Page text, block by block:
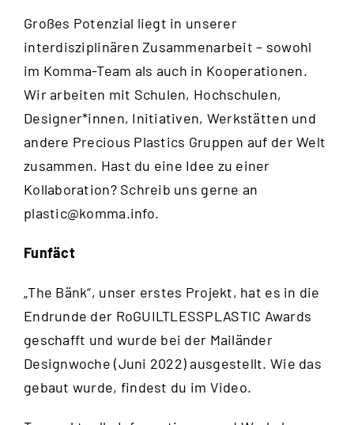
Großes Potenzial liegt in unserer
interdisziplinären Zusammenarbeit – sowohl
im Komma-Team als auch in Kooperationen.
Wir arbeiten mit Schulen, Hochschulen,
Designer*innen, Initiativen, Werkstätten und
andere Precious Plastics Gruppen auf der Welt
zusammen. Hast du eine Idee zu einer
Kollaboration? Schreib uns gerne an
plastic@komma.info.
Funfäct
„The Bänk“, unser erstes Projekt, hat es in die
Endrunde der RoGUILTLESSPLASTIC Awards
geschafft und wurde bei der Mailänder
Designwoche (Juni 2022) ausgestellt. Wie das
gebaut wurde, findest du im Video.